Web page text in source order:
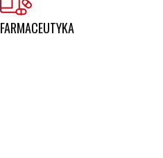
FARMACEUTYKA